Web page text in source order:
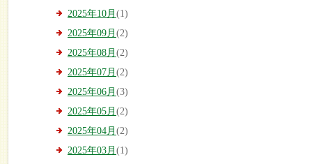
2025年10月 (1)
2025年09月 (2)
2025年08月 (2)
2025年07月 (2)
2025年06月 (3)
2025年05月 (2)
2025年04月 (2)
2025年03月 (1)